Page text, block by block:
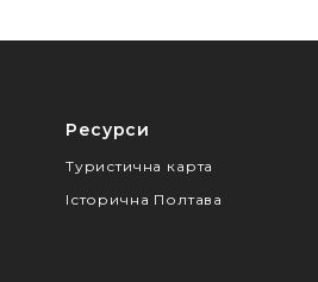
Ресурси
Туристична карта
Історична Полтава